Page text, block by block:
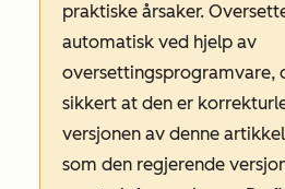
praktiske årsaker.
automatisk ved hjelp av
oversettingsprogramvare,
sikkert at den er
versjonen av denne
som den regjerende